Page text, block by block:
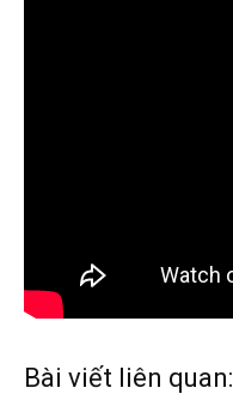
Bài viết liên quan: